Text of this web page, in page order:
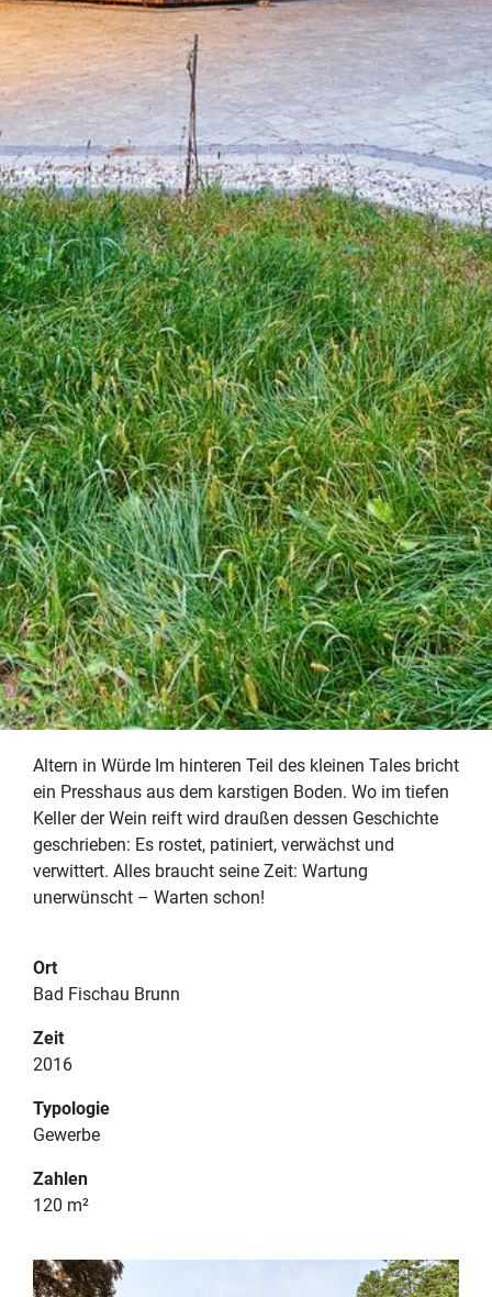
Altern in Würde Im hinteren Teil des kleinen Tales bricht
ein Presshaus aus dem karstigen Boden. Wo im tiefen
Keller der Wein reift wird draußen dessen Geschichte
geschrieben: Es rostet, patiniert, verwächst und
verwittert. Alles braucht seine Zeit: Wartung
unerwünscht – Warten schon!
Ort
Bad Fischau Brunn
Zeit
2016
Typologie
Gewerbe
Zahlen
120 m²